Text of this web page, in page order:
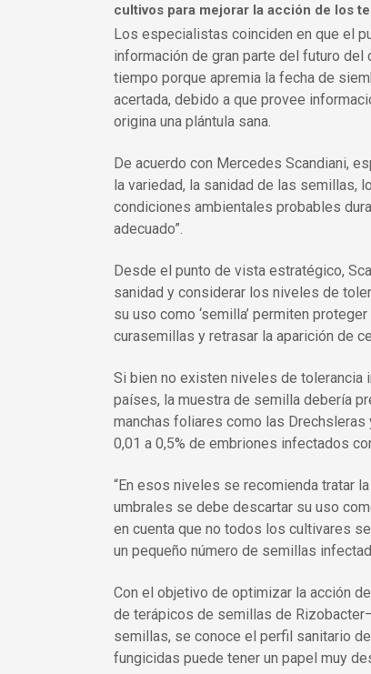
cultivos para mejorar la acción de los
Los especialistas coinciden en que el
información de gran parte del futuro
tiempo porque apremia la fecha de
acertada, debido a que provee
origina una plántula sana.
De acuerdo con Mercedes Scandiani,
la variedad, la sanidad de las semillas,
condiciones ambientales probables
adecuado”.
Desde el punto de vista estratégico,
sanidad y considerar los niveles de
su uso como ‘semilla’ permiten
curasemillas y retrasar la aparición de
Si bien no existen niveles de tolerancia
países, la muestra de semilla debería
manchas foliares como las
0,01 a 0,5% de embriones infectados
“En esos niveles se recomienda tratar
umbrales se debe descartar su uso
en cuenta que no todos los cultivares
un pequeño número de semillas
Con el objetivo de optimizar la acción
de terápicos de semillas de
semillas, se conoce el perfil sanitario
fungicidas puede tener un papel muy